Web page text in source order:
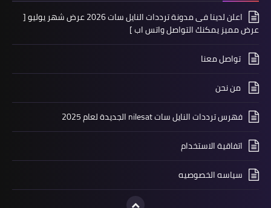
اعلن لدينا فى مدونة ترددات النايل سات 2026 عرض شهر يوليو [
عرض مميز يمكنك التواصل واتس اب ]
تواصل معنا
من نحن
فهرس ترددات النايل سات nilesat الجديدة لعام 2025
اتفاقية الاستخدام
سياسه الخصوصيه